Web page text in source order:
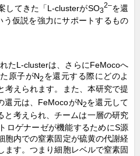
してきた「L-clusterがSO3
2–を還
仮説を強力にサポートするもの
たL-clusterは、さらにFeMocoへ
原子がN2 を還元する際にどのよ
考えられます。また、本研究で提
還元は、FeMocoがN2を還元して
と考えられ、チームは一層の研究
ロゲナーゼが機能するためにS源
胞内での窒素固定が硫黄の代謝経
ます。つまり細胞レベルで窒素固